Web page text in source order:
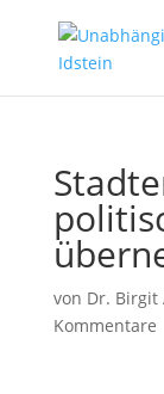
von Dr. Birgit
Kommentare